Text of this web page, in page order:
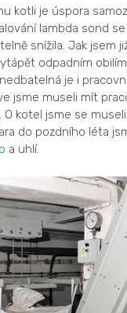
kotli je úspora
lambda sond
snížila. Jak jsem
odpadním
je i
jsme museli mít
O kotel jsme se
do pozdního léta
a uhlí.